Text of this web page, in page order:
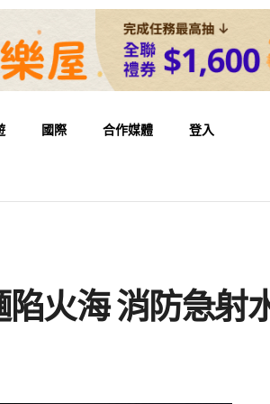
國際 合作媒體 登入
火海 消防急射